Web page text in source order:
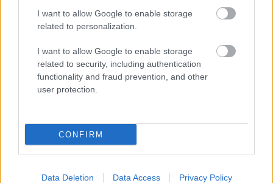
I want to allow Google to enable storage
related to personalization.
I want to allow Google to enable storage
related to security, including authentication
functionality and fraud prevention, and other
user protection.
CONFIRM
Data Deletion Data Access Privacy Policy
Színes gondolatok, vidám alkotások –
kihívása
színes_ötletek•2026. július 21.
hoznak magukkal. A hosszú tanév fáradtsága lassan
eltűnik, helyét átveszi a szabadság, a ...